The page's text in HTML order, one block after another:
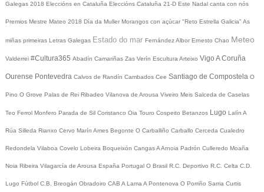
Galegas 2018 Eleccións en Cataluña Eleccións Cataluña 21-D Este Nadal canta con nós
Premios Mestre Mateo 2018 Día da Muller Morangos con açúcar "Reto Estrella Galicia" As
miñas primeiras Letras Galegas Estado do mar Fernández Albor Ernesto Chao Meteo
Valderrei #Cultura365 Abadín Camariñas Zas Verín Escultura Arteixo Vigo A Coruña
Ourense Pontevedra Calvos de Randín Cambados Cee Santiago de Compostela O
Pino O Grove Palas de Rei Ribadeo Vilanova de Arousa Viveiro Meis Salceda de Caselas
Teo Ferrol Monfero Parada de Sil Coristanco Oia Touro Cospeito Betanzos Lugo Lalín A
Rúa Silleda Rianxo Cervo Marín Ames Begonte O Carballiño Carballo Cerceda Cualedro
Redondela Vilaboa Covelo Lobeira Boqueixón CangasA Arnoia Padrón Culleredo Moaña
Noia Ribeira Vilagarcía de Arousa España Portugal O Brasil R.C. Deportivo R.C. Celta C.D.
Lugo Fútbol C.B. Breogán Obradoiro CAB A Lama A Pontenova O Porriño Sarria Curtis